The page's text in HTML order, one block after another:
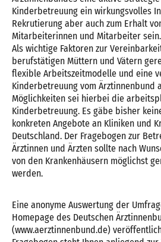
Kinderbetreuung ein wirkungsvolles
Rekrutierung aber auch zum Erhalt
Mitarbeiterinnen und Mitarbeiter sein.
Als wichtige Faktoren zur
berufstätigen Müttern und Vätern
flexible Arbeitszeitmodelle und eine
Kinderbetreuung vom Ärztinnenbund
Möglichkeiten sei hierbei die
Kinderbetreuung. Es gäbe bisher
konkreten Angebote an Kliniken und
Deutschland. Der Fragebogen zur
Ärztinnen und Ärzten sollte nach
von den Krankenhäusern möglichst
werden.
Eine anonyme Auswertung der
Homepage des Deutschen
(www.aerztinnenbund.de)